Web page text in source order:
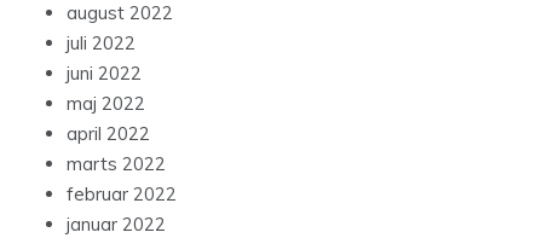
august 2022
juli 2022
juni 2022
maj 2022
april 2022
marts 2022
februar 2022
januar 2022